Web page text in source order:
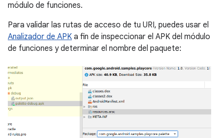
módulo de funciones.
Para validar las rutas de acceso de tu URI, puedes usar el
Analizador de APK a fin de inspeccionar el APK del módulo
de funciones y determinar el nombre del paquete: